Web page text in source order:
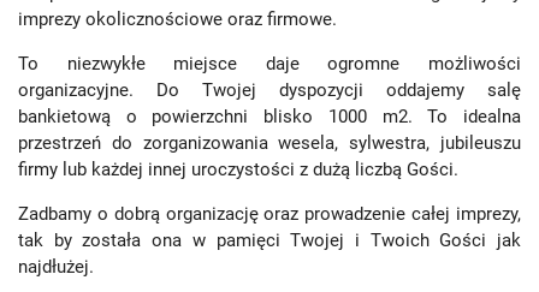
imprezy okolicznościowe oraz firmowe.
To niezwykłe miejsce daje ogromne możliwości
organizacyjne. Do Twojej dyspozycji oddajemy salę
bankietową o powierzchni blisko 1000 m2. To idealna
przestrzeń do zorganizowania wesela, sylwestra, jubileuszu
firmy lub każdej innej uroczystości z dużą liczbą Gości.
Zadbamy o dobrą organizację oraz prowadzenie całej imprezy,
tak by została ona w pamięci Twojej i Twoich Gości jak
najdłużej.